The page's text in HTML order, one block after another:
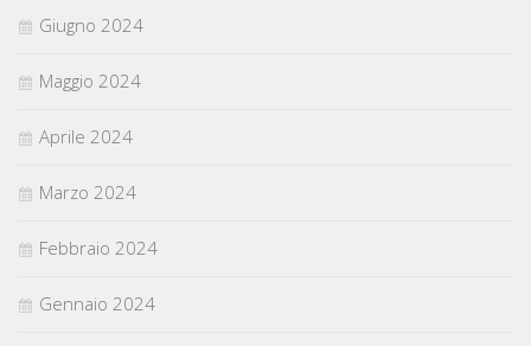
Giugno 2024
Maggio 2024
Aprile 2024
Marzo 2024
Febbraio 2024
Gennaio 2024